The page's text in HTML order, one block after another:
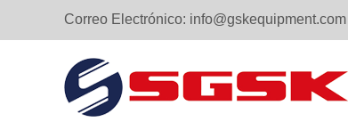
Correo Electrónico: info@gskequipment.com